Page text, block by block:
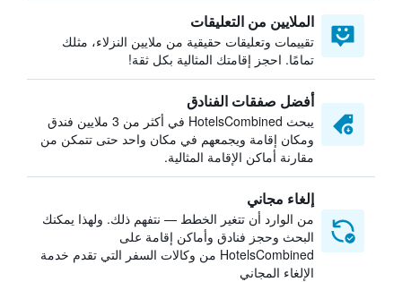
الملايين من التعليقات
تقييمات وتعليقات حقيقية من ملايين النزلاء، مثلك
تمامًا. احجز إقامتك المثالية بكل ثقة!
أفضل صفقات الفنادق
يبحث HotelsCombined في أكثر من 3 ملايين فندق
ومكان إقامة ويجمعهم في مكان واحد حتى تتمكن من
مقارنة أماكن الإقامة المثالية.
إلغاء مجاني
من الوارد أن تتغير الخطط — نتفهم ذلك. ولهذا يمكنك
البحث وحجز فنادق وأماكن إقامة على
HotelsCombined من وكالات السفر التي تقدم خدمة
الإلغاء المجاني